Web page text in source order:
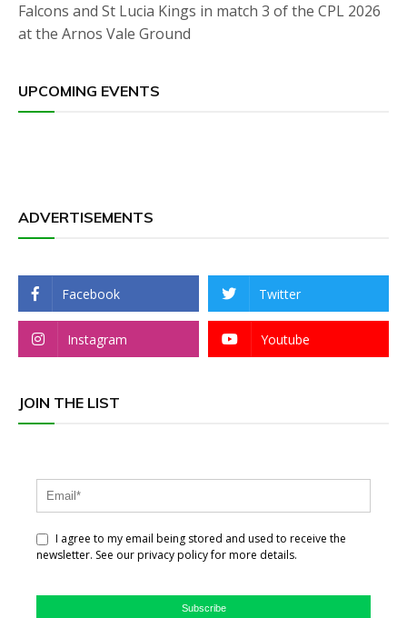
Falcons and St Lucia Kings in match 3 of the CPL 2026
at the Arnos Vale Ground
UPCOMING EVENTS
ADVERTISEMENTS
Facebook Twitter
Instagram Youtube
JOIN THE LIST
I agree to my email being stored and used to receive the
newsletter. See our privacy policy for more details.
Subscribe